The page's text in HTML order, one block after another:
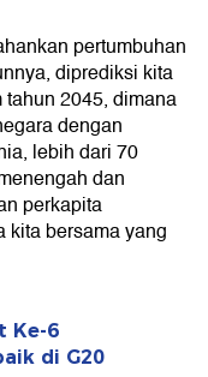
pertumbuhan
diprediksi kita
2045, dimana
dengan
lebih dari 70
dan
perkapita
kita bersama yang
Ke-6
di G20